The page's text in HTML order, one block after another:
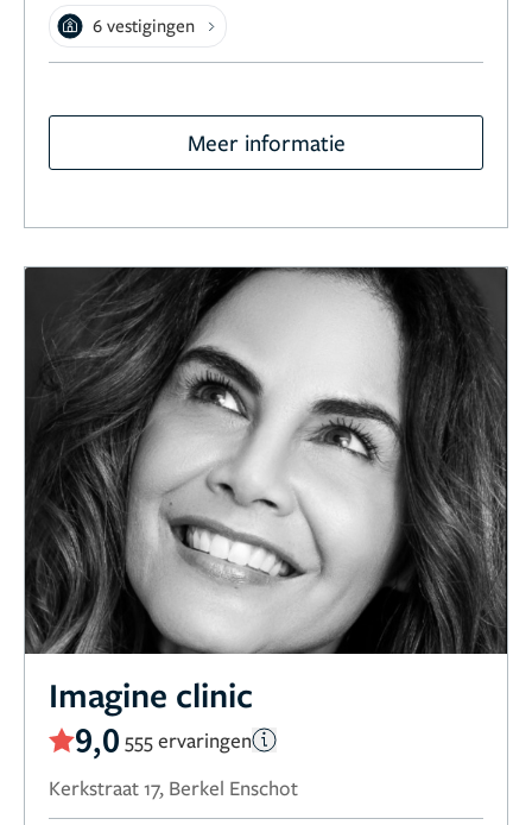
6 vestigingen
Meer informatie
Imagine clinic
9,0 555 ervaringen
Kerkstraat 17, Berkel Enschot